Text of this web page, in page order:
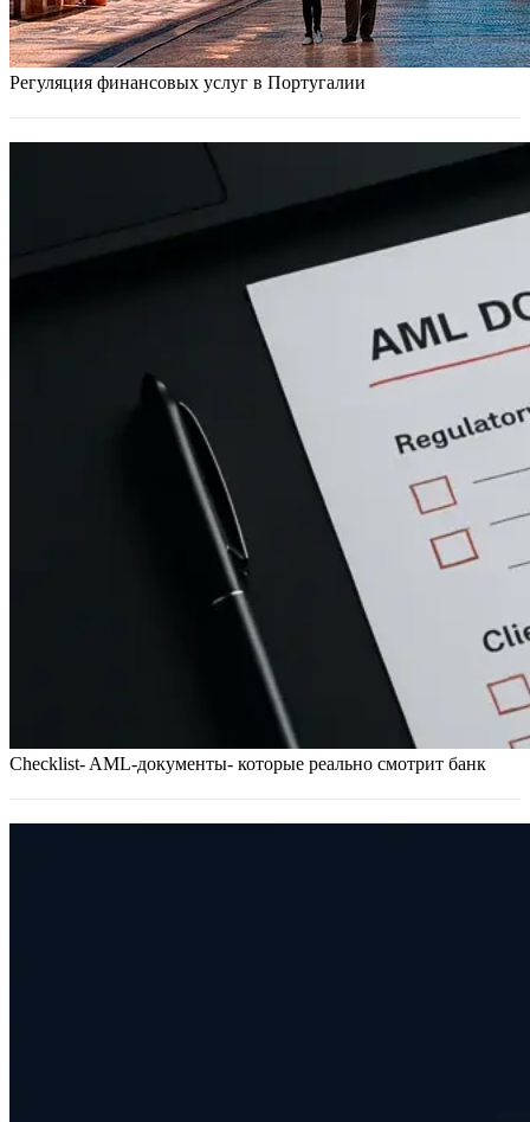
Регуляция финансовых услуг в Португалии
Checklist- AML-документы- которые реально смотрит банк